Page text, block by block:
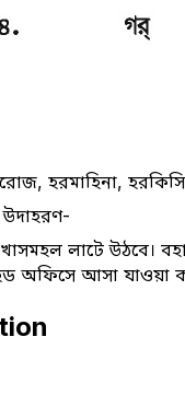
হরমাহিনা,
উদাহরণ-
লাটে উঠবে।
অফিসে আসা যাওয়া